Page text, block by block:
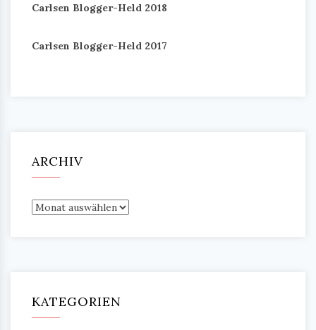
Carlsen Blogger-Held 2018
Carlsen Blogger-Held 2017
ARCHIV
Archiv
KATEGORIEN